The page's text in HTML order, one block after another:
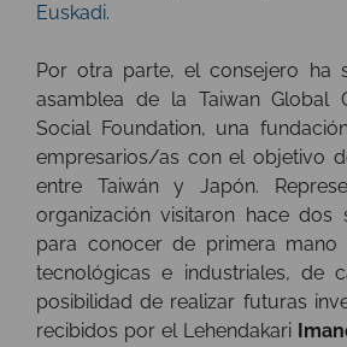
Euskadi.
Por otra parte, el consejero ha
asamblea de la Taiwan Global
Social Foundation, una
empresarios/as con el objetivo
entre Taiwán y Japón.
organización visitaron hace dos
para conocer de primera mano
tecnológicas e industriales, de
posibilidad de realizar futuras
recibidos por el Lehendakari